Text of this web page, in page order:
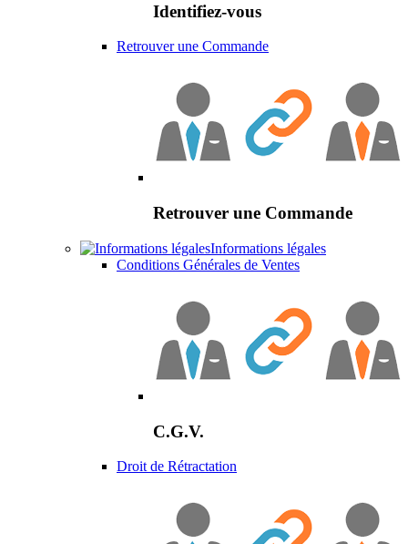
Identifiez-vous
Retrouver une Commande
Retrouver une Commande
Informations légales
Conditions Générales de Ventes
C.G.V.
Droit de Rétractation